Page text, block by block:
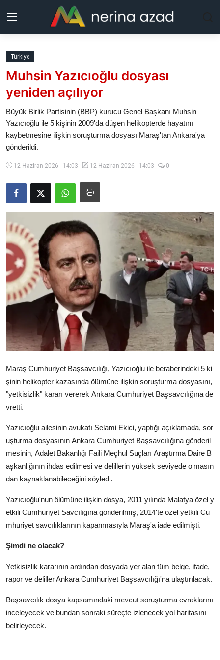
Kurdistan
Bölgeler
Güncel
Analiz
Galeri
Video
Yazarlar
Arşiv
İletişim
Kurdi
Türkiye
Muhsin Yazıcıoğlu dosyası
yeniden açılıyor
Büyük Birlik Partisinin (BBP) kurucu Genel Başkanı Muhsin
Yazıcıoğlu ile 5 kişinin 2009'da düşen helikopterde hayatını
kaybetmesine ilişkin soruşturma dosyası Maraş'tan Ankara'ya
gönderildi.
12 Haziran 2026 - 14:03 12 Haziran 2026 - 14:03 0
Maraş Cumhuriyet Başsavcılığı, Yazıcıoğlu ile beraberindeki 5 ki
şinin helikopter kazasında ölümüne ilişkin soruşturma dosyasını,
"yetkisizlik" kararı vererek Ankara Cumhuriyet Başsavcılığına de
vretti.
Yazıcıoğlu ailesinin avukatı Selami Ekici, yaptığı açıklamada, sor
uşturma dosyasının Ankara Cumhuriyet Başsavcılığına gönderil
mesinin, Adalet Bakanlığı Faili Meçhul Suçları Araştırma Daire B
aşkanlığının ihdas edilmesi ve delillerin yüksek seviyede olmasın
dan kaynaklanabileceğini söyledi.
Yazıcıoğlu'nun ölümüne ilişkin dosya, 2011 yılında Malatya özel y
etkili Cumhuriyet Savcılığına gönderilmiş, 2014'te özel yetkili Cu
mhuriyet savcılıklarının kapanmasıyla Maraş'a iade edilmişti.
Şimdi ne olacak?
Yetkisizlik kararının ardından dosyada yer alan tüm belge, ifade,
rapor ve deliller Ankara Cumhuriyet Başsavcılığı'na ulaştırılacak.
Başsavcılık dosya kapsamındaki mevcut soruşturma evraklarını
inceleyecek ve bundan sonraki süreçte izlenecek yol haritasını
belirleyecek.